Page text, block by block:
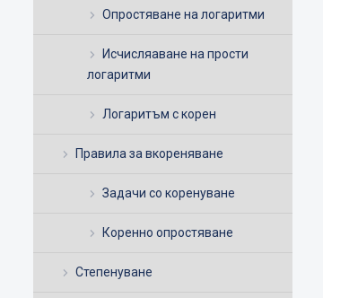
Опростяване на логаритми
Исчисляаване на прости
логаритми
Логаритъм с корен
Правила за вкореняване
Задачи со коренуване
Коренно опростяване
Степенуване